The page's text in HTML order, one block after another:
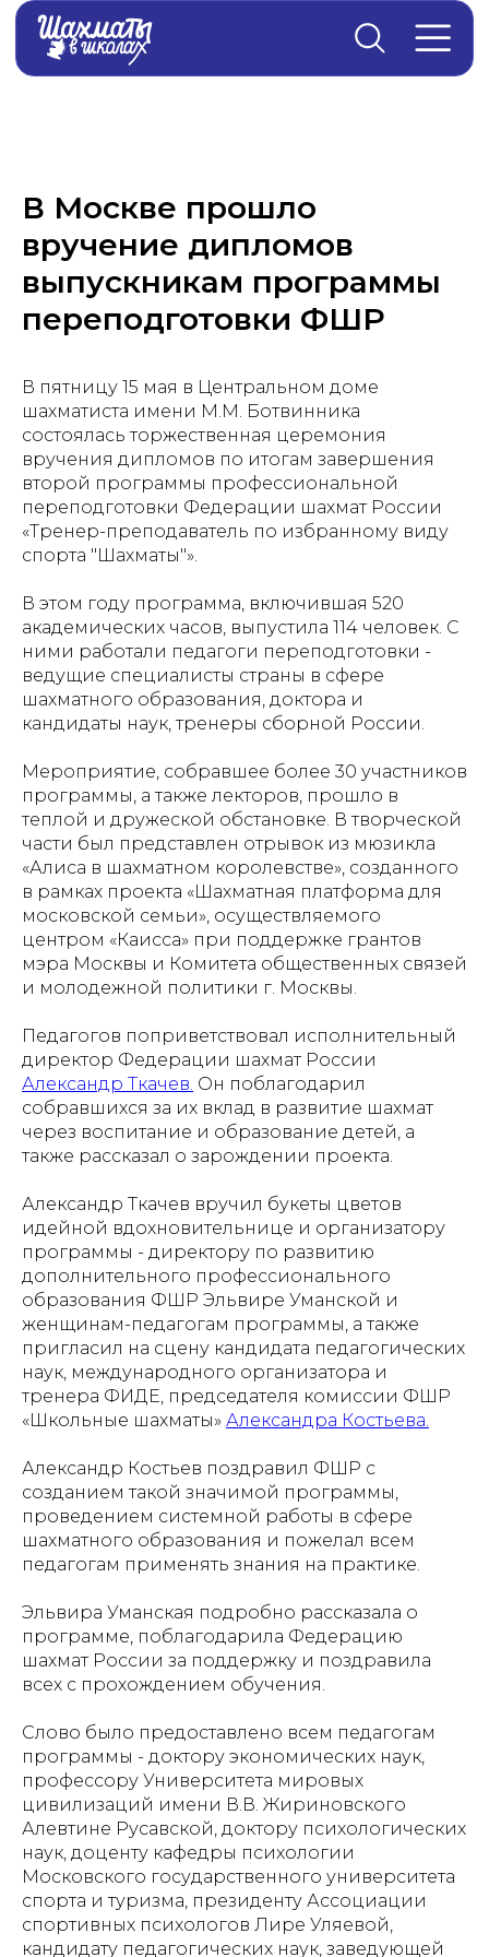
В Москве прошло
вручение дипломов
выпускникам программы
переподготовки ФШР
В пятницу 15 мая в Центральном доме
шахматиста имени М.М. Ботвинника
состоялась торжественная церемония
вручения дипломов по итогам завершения
второй программы профессиональной
переподготовки Федерации шахмат России
«Тренер-преподаватель по избранному виду
спорта "Шахматы"».
В этом году программа, включившая 520
академических часов, выпустила 114 человек. С
ними работали педагоги переподготовки -
ведущие специалисты страны в сфере
шахматного образования, доктора и
кандидаты наук, тренеры сборной России.
Мероприятие, собравшее более 30 участников
программы, а также лекторов, прошло в
теплой и дружеской обстановке. В творческой
части был представлен отрывок из мюзикла
«Алиса в шахматном королевстве», созданного
в рамках проекта «Шахматная платформа для
московской семьи», осуществляемого
центром «Каисса» при поддержке грантов
мэра Москвы и Комитета общественных связей
и молодежной политики г. Москвы.
Педагогов поприветствовал исполнительный
директор Федерации шахмат России
Александр Ткачев. Он поблагодарил
собравшихся за их вклад в развитие шахмат
через воспитание и образование детей, а
также рассказал о зарождении проекта.
Александр Ткачев вручил букеты цветов
идейной вдохновительнице и организатору
программы - директору по развитию
дополнительного профессионального
образования ФШР Эльвире Уманской и
женщинам-педагогам программы, а также
пригласил на сцену кандидата педагогических
наук, международного организатора и
тренера ФИДЕ, председателя комиссии ФШР
«Школьные шахматы» Александра Костьева.
Александр Костьев поздравил ФШР с
созданием такой значимой программы,
проведением системной работы в сфере
шахматного образования и пожелал всем
педагогам применять знания на практике.
Эльвира Уманская подробно рассказала о
программе, поблагодарила Федерацию
шахмат России за поддержку и поздравила
всех с прохождением обучения.
Слово было предоставлено всем педагогам
программы - доктору экономических наук,
профессору Университета мировых
цивилизаций имени В.В. Жириновского
Алевтине Русавской, доктору психологических
наук, доценту кафедры психологии
Московского государственного университета
спорта и туризма, президенту Ассоциации
спортивных психологов Лире Уляевой,
кандидату педагогических наук, заведующей